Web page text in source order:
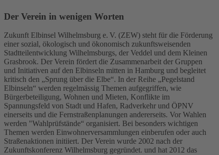
Der Verein in wenigen Worten
Zukunft Elbinsel Wilhelmsburg e. V. (ZEW) steht für die Förderung
einer sozial, ökologisch und ökonomisch zukunftsweisenden
Stadtteilentwicklung Wilhelmsburgs, der Veddel und dem Kleinen
Grasbrook. Der Verein fördert die Zusammenarbeit der Gruppen
und Initiativen auf den Elbinseln mitten in Hamburg und begleitet
kritisch den „Sprung über die Elbe“. In der Reihe „Pegelstand
Elbinseln“ werden regelmässig Themen aufgegriffen, wie
Bürgerbeteiligung, Wohnen und Mieten, Konflikte im
Spannungsfeld von Stadt und Hafen, Radverkehr und ÖPNV
einerseits und die Fernstraßenplanungen andererseits. Vor Wahlen
werden "Wahlprüfstände“ organisiert. Bei besonders wichtigen
Themen werden Einwohnerversammlungen einberufen oder auch
Straßenaktionen initiiert. Der Verein wurde 2002 nach der
Zukunftskonferenz Wilhelmsburg gegründet. und hat 2012 das